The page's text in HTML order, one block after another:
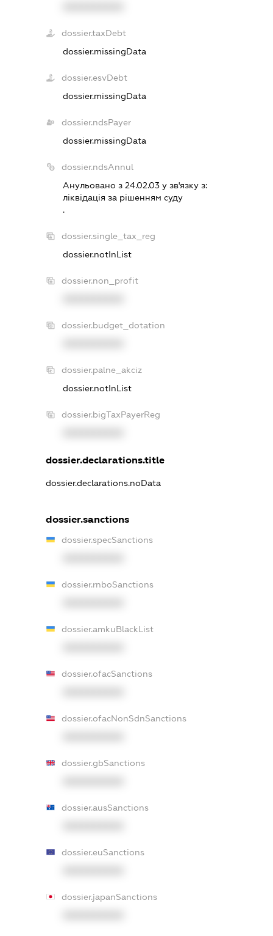
dossier.taxDebt
dossier.missingData
dossier.esvDebt
dossier.missingData
dossier.ndsPayer
dossier.missingData
dossier.ndsAnnul
Анульовано з 24.02.03 у зв'язку з:
лiквiдацiя за рiшенням суду
.
dossier.single_tax_reg
dossier.notInList
dossier.non_profit
dossier.budget_dotation
dossier.palne_akciz
dossier.notInList
dossier.bigTaxPayerReg
dossier.declarations.title
dossier.declarations.noData
dossier.sanctions
dossier.specSanctions
dossier.rnboSanctions
dossier.amkuBlackList
dossier.ofacSanctions
dossier.ofacNonSdnSanctions
dossier.gbSanctions
dossier.ausSanctions
dossier.euSanctions
dossier.japanSanctions